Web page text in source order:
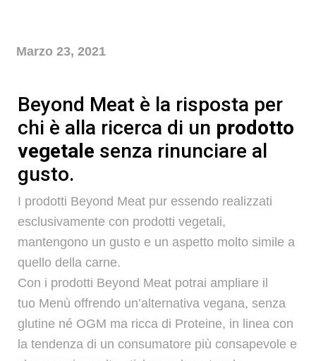
News
Marzo 23, 2021
Beyond Meat è la risposta per
chi è alla ricerca di un prodotto
vegetale senza rinunciare al
gusto.
I prodotti Beyond Meat pur essendo realizzati
esclusivamente con prodotti vegetali,
mantengono un gusto e un aspetto molto simile a
quello della carne.
Con i prodotti Beyond Meat potrai ampliare il
tuo Menù offrendo un’alternativa vegana, senza
glutine né OGM ma ricca di Proteine, in linea con
la tendenza di un consumatore più consapevole e